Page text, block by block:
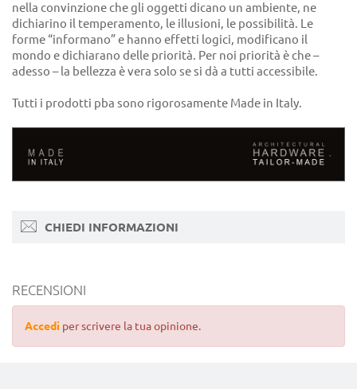
nella convinzione che gli oggetti dicano un ambiente, ne
dichiarino il temperamento, le illusioni, le possibilità. Le
forme “informano” e hanno effetti logici, modificano il
mondo e dichiarano delle priorità. Per noi priorità è che –
adesso – la bellezza è vera solo se si dà a tutti accessibile.
Tutti i prodotti pba sono rigorosamente Made in Italy.
CHIEDI INFORMAZIONI
RECENSIONI
Accedi per scrivere la tua opinione.